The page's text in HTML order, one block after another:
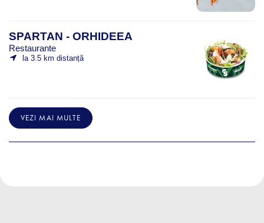
SPARTAN - ORHIDEEA
Restaurante
la 3.5 km distanță
VEZI MAI MULTE